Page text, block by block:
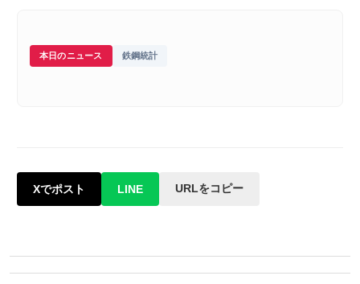
本日のニュース 鉄鋼統計
Xでポスト LINE URLをコピー